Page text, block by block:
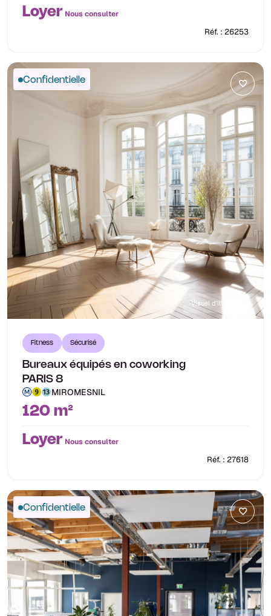
Loyer Nous consulter
Réf. : 26253
Confidentielle
Visuel d'illustration
Fitness Sécurisé
Bureaux équipés en coworking
PARIS 8
MIROMESNIL
120 m²
Loyer Nous consulter
Réf. : 27618
Confidentielle